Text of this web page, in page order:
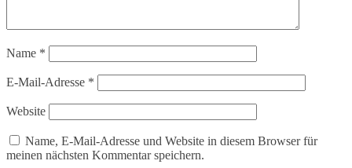
Name *
E-Mail-Adresse *
Website
Name, E-Mail-Adresse und Website in diesem Browser für
meinen nächsten Kommentar speichern.